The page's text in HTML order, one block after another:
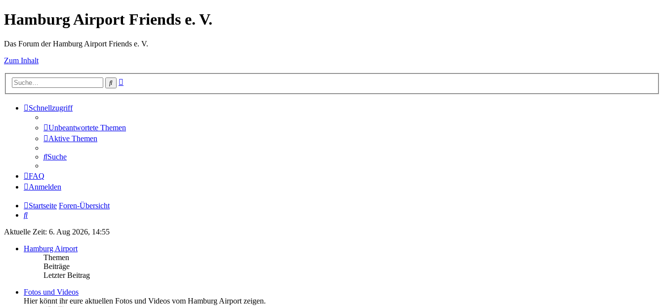
Hamburg Airport Friends e. V.
Das Forum der Hamburg Airport Friends e. V.
Zum Inhalt
Suche
Schnellzugriff
Unbeantwortete Themen
Aktive Themen
Suche
FAQ
Anmelden
Startseite Foren-Übersicht
Suche
Aktuelle Zeit: 6. Aug 2026, 14:55
Hamburg Airport
Themen
Beiträge
Letzter Beitrag
Fotos und Videos
Hier könnt ihr eure aktuellen Fotos und Videos vom Hamburg Airport zeigen.